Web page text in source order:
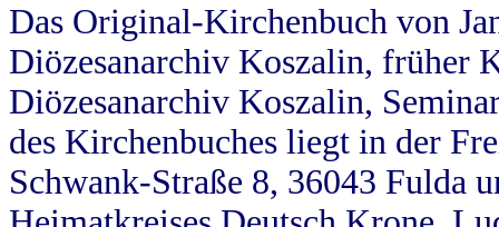
Das Original-Kirchenbuch von
Diözesanarchiv Koszalin, früher
Diözesanarchiv Koszalin,
des Kirchenbuches liegt in der
Schwank-Straße 8, 36043 Fulda